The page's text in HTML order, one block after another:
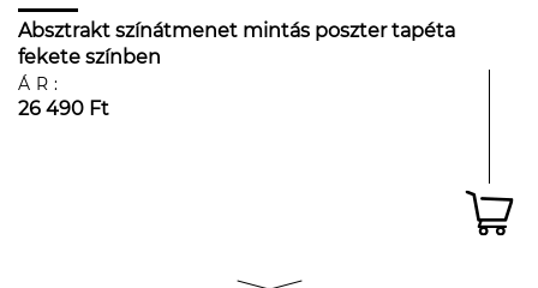
Absztrakt színátmenet mintás poszter tapéta
fekete színben
ÁR:
26 490 Ft